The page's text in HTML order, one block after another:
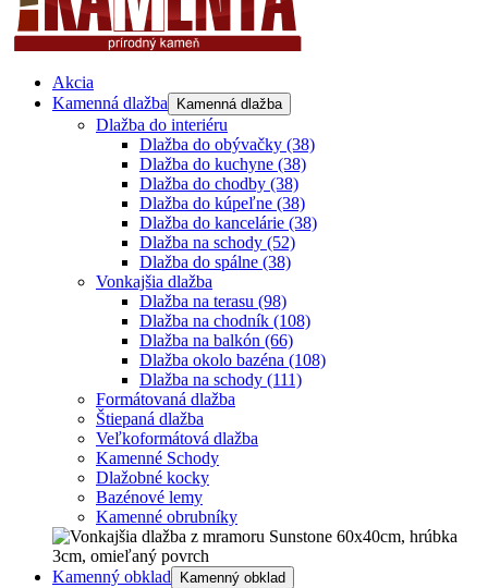
Akcia
Kamenná dlažba
Kamenná dlažba
Dlažba do interiéru
Dlažba do obývačky (38)
Dlažba do kuchyne (38)
Dlažba do chodby (38)
Dlažba do kúpeľne (38)
Dlažba do kancelárie (38)
Dlažba na schody (52)
Dlažba do spálne (38)
Vonkajšia dlažba
Dlažba na terasu (98)
Dlažba na chodník (108)
Dlažba na balkón (66)
Dlažba okolo bazéna (108)
Dlažba na schody (111)
Formátovaná dlažba
Štiepaná dlažba
Veľkoformátová dlažba
Kamenné Schody
Dlažobné kocky
Bazénové lemy
Kamenné obrubníky
Kamenný obklad Kamenný obklad